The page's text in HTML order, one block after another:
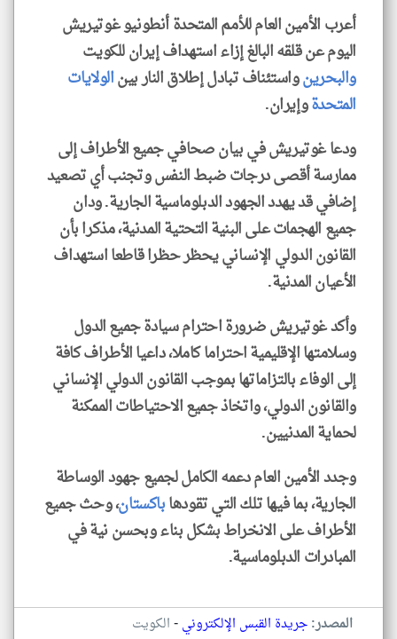
أعرب الأمين العام للأمم المتحدة أنطونيو غوتيريش
اليوم عن قلقه البالغ إزاء استهداف إيران للكويت
والبحرينواستئناف تبادل إطلاق النار بينالولايات
المتحدةوإيران.
ودعا غوتيريش في بيان صحافي جميع الأطراف إلى
ممارسة أقصى درجات ضبط النفس وتجنب أي تصعيد
إضافي قد يهدد الجهود الدبلوماسية الجارية. ودان
جميع الهجمات على البنية التحتية المدنية، مذكرا بأن
القانون الدولي الإنساني يحظر حظرا قاطعا استهداف
الأعيان المدنية.
وأكد غوتيريش ضرورة احترام سيادة جميع الدول
وسلامتها الإقليمية احتراما كاملا، داعيا الأطراف كافة
إلى الوفاء بالتزاماتها بموجب القانون الدولي الإنساني
والقانون الدولي، واتخاذ جميع الاحتياطات الممكنة
لحماية المدنيين.
وجدد الأمين العام دعمه الكامل لجميع جهود الوساطة
الجارية، بما فيها تلك التي تقودهاباكستان، وحث جميع
الأطراف على الانخراط بشكل بناء وبحسن نية في
المبادرات الدبلوماسية.
المصدر:جريدة القبس الإلكتروني-الكويت